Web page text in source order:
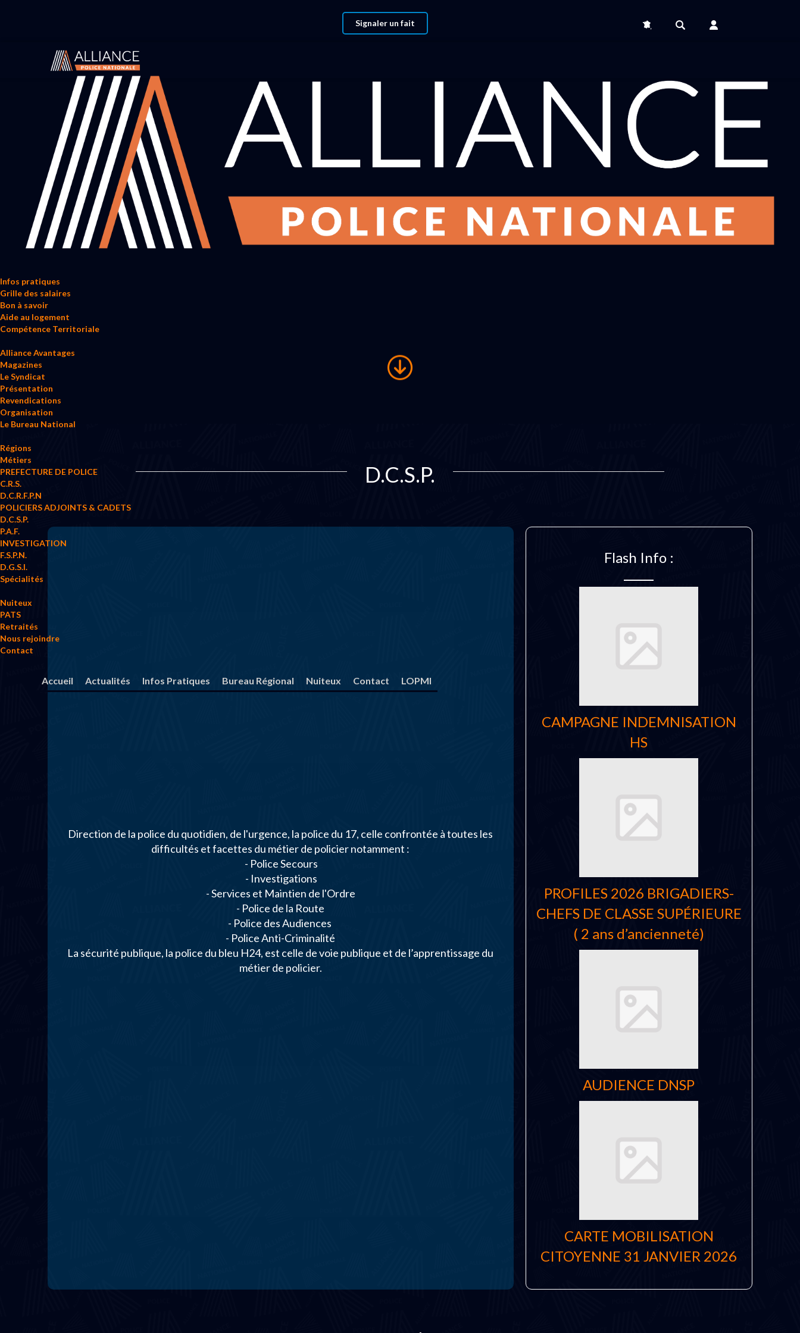
Signaler un fait
Infos pratiques
Grille des salaires
Bon à savoir
Aide au logement
Compétence Territoriale
Alliance Avantages
Magazines
Le Syndicat
Présentation
Revendications
Organisation
Le Bureau National
Régions
Métiers
PREFECTURE DE POLICE
C.R.S.
D.C.R.F.P.N
POLICIERS ADJOINTS & CADETS
D.C.S.P.
P.A.F.
INVESTIGATION
F.S.P.N.
D.G.S.I.
Spécialités
Nuiteux
PATS
Retraités
Nous rejoindre
Contact
Accueil Actualités Infos Pratiques Bureau Régional Nuiteux Contact LOPMI
D.C.S.P.
Direction de la police du quotidien, de l'urgence, la police du 17, celle confrontée à toutes les
difficultés et facettes du métier de policier notamment :
- Police Secours
- Investigations
- Services et Maintien de l'Ordre
- Police de la Route
- Police des Audiences
- Police Anti-Criminalité
La sécurité publique, la police du bleu H24, est celle de voie publique et de l’apprentissage du
métier de policier.
Flash Info :
CAMPAGNE INDEMNISATION
HS
PROFILES 2026 BRIGADIERS-
CHEFS DE CLASSE SUPÉRIEURE
( 2 ans d’ancienneté)
AUDIENCE DNSP
CARTE MOBILISATION
CITOYENNE 31 JANVIER 2026